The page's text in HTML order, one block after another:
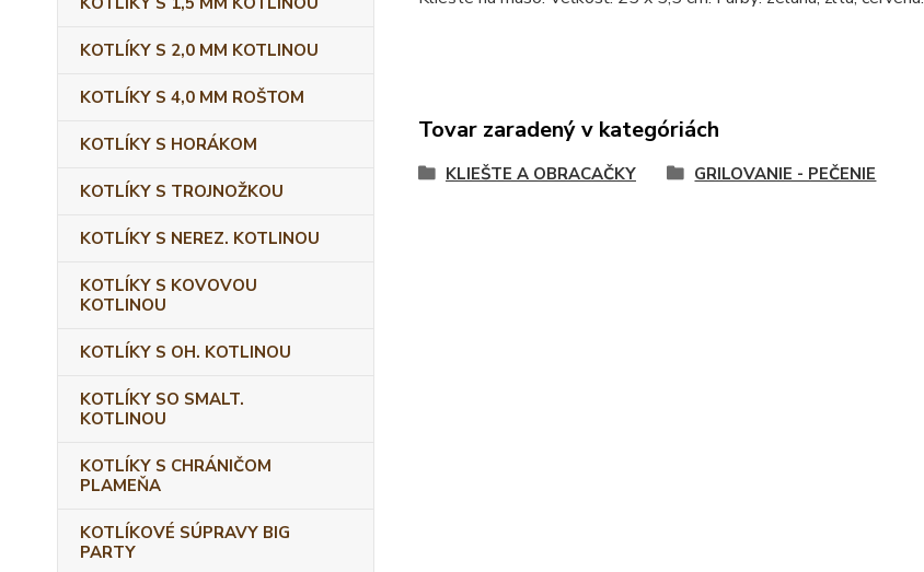
KOTLÍKY S 2,0 MM KOTLINOU
KOTLÍKY S 4,0 MM ROŠTOM
KOTLÍKY S HORÁKOM
KOTLÍKY S TROJNOŽKOU
KOTLÍKY S NEREZ. KOTLINOU
KOTLÍKY S KOVOVOU
KOTLINOU
KOTLÍKY S OH. KOTLINOU
KOTLÍKY SO SMALT.
KOTLINOU
KOTLÍKY S CHRÁNIČOM
PLAMEŇA
KOTLÍKOVÉ SÚPRAVY BIG
PARTY
Tovar zaradený v kategóriách
KLIEŠTE A OBRACAČKY GRILOVANIE - PEČENIE